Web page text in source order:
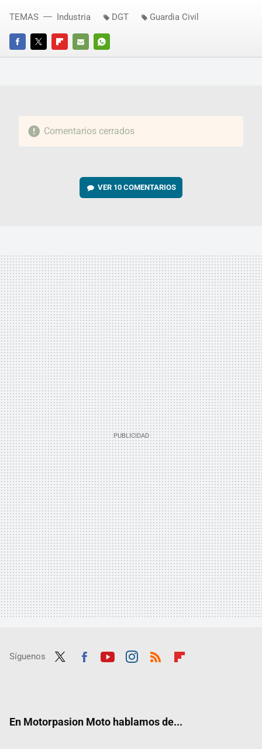
FACEBOOKTWITTERFLIPBOARD
E-
WHATSAPP
TEMAS Industria DGT Guardia Civil
Comentarios cerrados
VER 10 COMENTARIOS
Síguenos
En Motorpasion Moto hablamos de...